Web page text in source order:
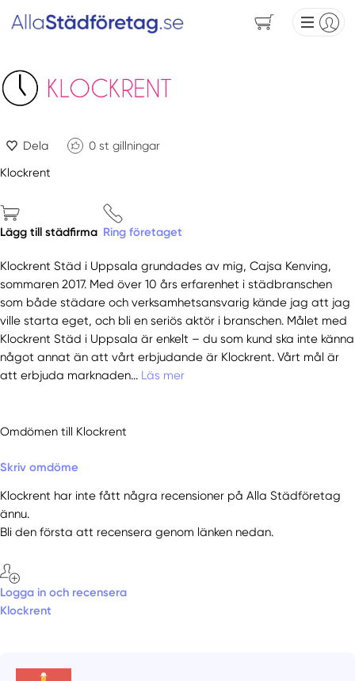
Dela 0 st gillningar
Klockrent
Lägg till städfirma Ring företaget
Klockrent Städ i Uppsala grundades av mig, Cajsa Kenving,
sommaren 2017. Med över 10 års erfarenhet i städbranschen
som både städare och verksamhetsansvarig kände jag att jag
ville starta eget, och bli en seriös aktör i branschen. Målet med
Klockrent Städ i Uppsala är enkelt – du som kund ska inte känna
något annat än att vårt erbjudande är Klockrent. Vårt mål är
att erbjuda marknaden... Läs mer
Omdömen till Klockrent
Skriv omdöme
Klockrent har inte fått några recensioner på Alla Städföretag
ännu.
Bli den första att recensera genom länken nedan.
Logga in och recensera
Klockrent